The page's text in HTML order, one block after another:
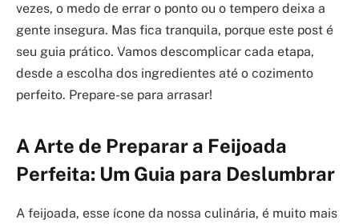
vezes, o medo de errar o ponto ou o tempero deixa a
gente insegura. Mas fica tranquila, porque este post é
seu guia prático. Vamos descomplicar cada etapa,
desde a escolha dos ingredientes até o cozimento
perfeito. Prepare-se para arrasar!
A Arte de Preparar a Feijoada
Perfeita: Um Guia para Deslumbrar
A feijoada, esse ícone da nossa culinária, é muito mais